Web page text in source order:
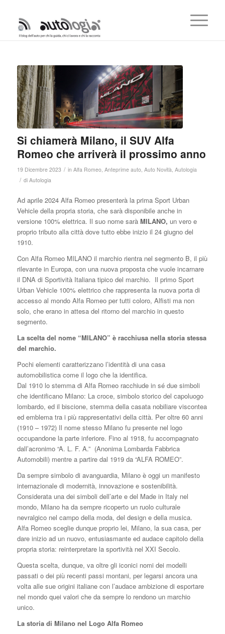
Si chiamerà Milano, il SUV Alfa
Romeo che arriverà il prossimo anno
19 Dicembre 2023 / in Alfa Romeo, Anteprime auto, Auto Novità Autologia
/ di Autologia
Ad aprile 2024 Alfa Romeo presenterà la prima Sport Urban
Vehicle della propria storia, che sarà disponibile anche in
versione 100% elettrica. Il suo nome sarà MILANO, un vero e
proprio tributo alla città dove tutto ebbe inizio il 24 giugno del
1910.
Con Alfa Romeo MILANO il marchio rientra nel segmento B, il più
rilevante in Europa, con una nuova proposta che vuole incarnare
il DNA di Sportività Italiana tipico del marchio. Il primo Sport
Urban Vehicle 100% elettrico che rappresenta la nuova porta di
accesso al mondo Alfa Romeo per tutti coloro, Alfisti ma non
solo, che erano in attesa del ritorno del marchio in questo
segmento.
La scelta del nome “MILANO” è racchiusa nella storia stessa
del marchio.
Pochi elementi caratterizzano l’identità di una casa
automobilistica come il logo che la identifica.
Dal 1910 lo stemma di Alfa Romeo racchiude in sé due simboli
che identificano Milano: La croce, simbolo storico del capoluogo
lombardo, ed il biscione, stemma della casata nobiliare viscontea
ed emblema tra i più rappresentativi della città. Per oltre 60 anni
(1910 – 1972) Il nome stesso Milano fu presente nel logo
occupandone la parte inferiore. Fino al 1918, fu accompagnato
dall’acronimo “A. L. F. A.” (Anonima Lombarda Fabbrica
Automobili) mentre a partire dal 1919 da “ALFA ROMEO”.
Da sempre simbolo di avanguardia, Milano è oggi un manifesto
internazionale di modernità, innovazione e sostenibilità.
Considerata una dei simboli dell’arte e del Made in Italy nel
mondo, Milano ha da sempre ricoperto un ruolo culturale
nevralgico nel campo della moda, del design e della musica.
Alfa Romeo sceglie dunque proprio lei, Milano, la sua casa, per
dare inizio ad un nuovo, entusiasmante ed audace capitolo della
propria storia: reinterpretare la sportività nel XXI Secolo.
Questa scelta, dunque, va oltre gli iconici nomi dei modelli
passati o dei più recenti passi montani, per legarsi ancora una
volta alle sue origini italiane con l’audace ambizione di esportare
nel mondo quei valori che da sempre lo rendono un marchio
unico.
La storia di Milano nel Logo Alfa Romeo